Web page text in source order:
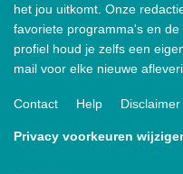
het jou uitkomt. Onze
favoriete programma's en
profiel houd je zelfs een
mail voor elke nieuwe
Contact Help Disclaimer
Privacy voorkeuren